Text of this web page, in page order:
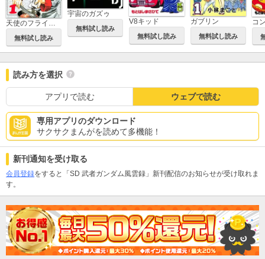
無料試し読み
宇宙のガズゥ
無料試し読み
V8キッド
無料試し読み
ガブリン
無料試し読み
コ
読み方を選択
アプリで読む ウェブで読む
専用アプリのダウンロード
サクサクまんがを読めて多機能！
新刊通知を受け取る
会員登録をすると「SD 武者ガンダム風雲録」新刊配信のお知らせが受け取れま
す。